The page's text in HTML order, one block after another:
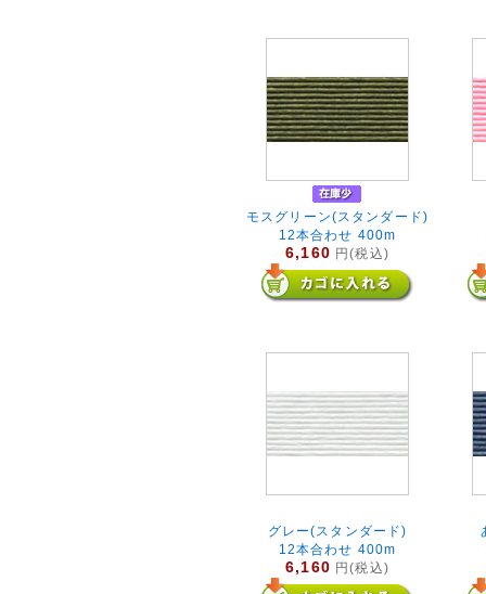
モスグリーン(スタンダード)
12本合わせ 400m
6,160 円(税込)
グレー(スタンダード)
12本合わせ 400m
6,160 円(税込)